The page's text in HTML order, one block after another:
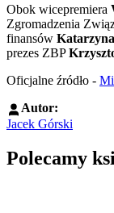
Obok wicepremiera
Zgromadzenia
finansów
prezes ZBP
Oficjalne źródło -
Autor:
Jacek Górski
Polecamy